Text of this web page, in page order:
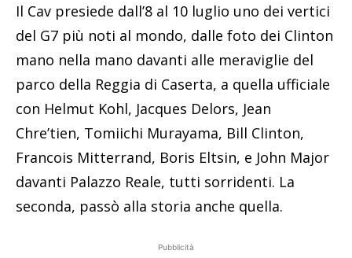
Il Cav presiede dall’8 al 10 luglio uno dei vertici
del G7 più noti al mondo, dalle foto dei Clinton
mano nella mano davanti alle meraviglie del
parco della Reggia di Caserta, a quella ufficiale
con Helmut Kohl, Jacques Delors, Jean
Chre’tien, Tomiichi Murayama, Bill Clinton,
Francois Mitterrand, Boris Eltsin, e John Major
davanti Palazzo Reale, tutti sorridenti. La
seconda, passò alla storia anche quella.
Pubblicità